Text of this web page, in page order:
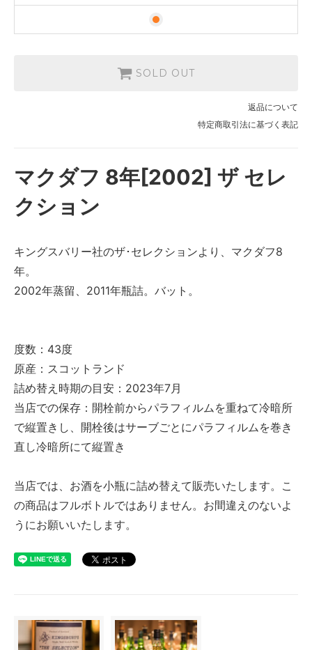
SOLD OUT
返品について
特定商取引法に基づく表記
マクダフ 8年[2002] ザ セレ
クション
キングスバリー社のザ･セレクションより、マクダフ8
年。
2002年蒸留、2011年瓶詰。バット。
度数：43度
原産：スコットランド
詰め替え時期の目安：2023年7月
当店での保存：開栓前からパラフィルムを重ねて冷暗所
で縦置きし、開栓後はサーブごとにパラフィルムを巻き
直し冷暗所にて縦置き
当店では、お酒を小瓶に詰め替えて販売いたします。こ
の商品はフルボトルではありません。お間違えのないよ
うにお願いいたします。